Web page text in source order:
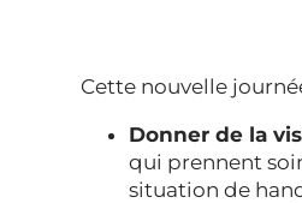
Cette nouvelle
Donner de la
qui prennent
situation de